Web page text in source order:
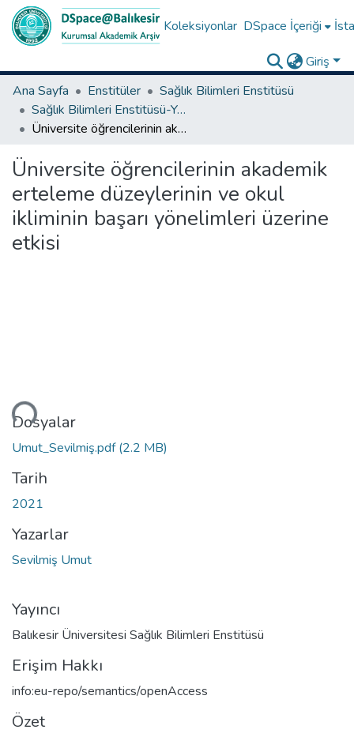
Koleksiyonlar DSpace İçeriği
Giriş
Ana Sayfa
Enstitüler
Sağlık Bilimleri Enstitüsü
Sağlık Bilimleri Enstitüsü-Yüksek Lisans Tezleri
Üniversite öğrencilerinin akademik erteleme düzeylerinin ve okul ikliminin başarı yönelimleri üzerine etkisi
Üniversite öğrencilerinin akademik
erteleme düzeylerinin ve okul
ikliminin başarı yönelimleri üzerine
etkisi
Dosyalar
Umut_Sevilmiş.pdf(2.2 MB)
Tarih
2021
Yazarlar
Sevilmiş Umut
Yayıncı
Balıkesir Üniversitesi Sağlık Bilimleri Enstitüsü
Erişim Hakkı
info:eu-repo/semantics/openAccess
Özet